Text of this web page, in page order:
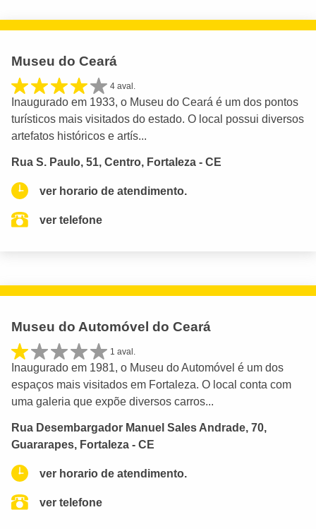
Museu do Ceará
4 aval.
Inaugurado em 1933, o Museu do Ceará é um dos pontos
turísticos mais visitados do estado. O local possui diversos
artefatos históricos e artís...
Rua S. Paulo, 51, Centro, Fortaleza - CE
ver horario de atendimento.
ver telefone
Museu do Automóvel do Ceará
1 aval.
Inaugurado em 1981, o Museu do Automóvel é um dos
espaços mais visitados em Fortaleza. O local conta com
uma galeria que expõe diversos carros...
Rua Desembargador Manuel Sales Andrade, 70,
Guararapes, Fortaleza - CE
ver horario de atendimento.
ver telefone